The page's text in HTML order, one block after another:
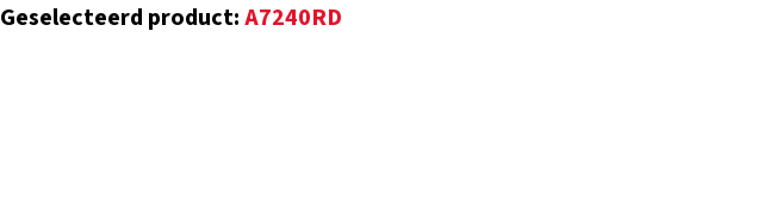
Geselecteerd product:A7240RD